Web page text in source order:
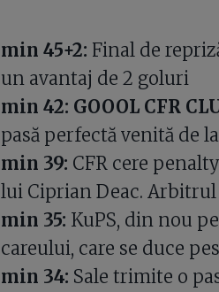
min 45+2: Final de
un avantaj de 2 goluri
min 42: GOOOL CFR
pasă perfectă venită de
min 39: CFR cere
lui Ciprian Deac.
min 35: KuPS, din nou
careului, care se duce
min 34: Sale trimite o